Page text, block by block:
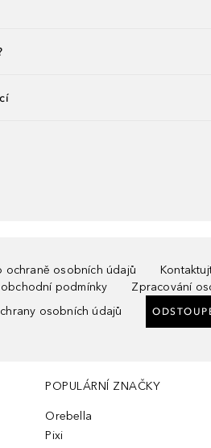
ochraně osobních údajů
podmínky
Zpracování
osobních údajů
POPULÁRNÍ ZNAČKY
Orebella
Pixi